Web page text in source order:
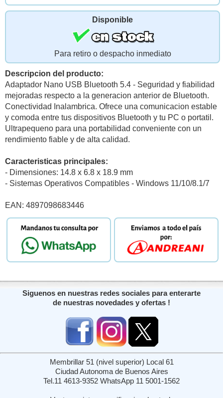
Disponible
Para retiro o despacho inmediato
Descripcion del producto:
Adaptador Nano USB Bluetooth 5.4 - Seguridad y fiabilidad
mejoradas respecto a la generacion anterior de Bluetooth.
Conectividad Inalambrica. Ofrece una comunicacion estable
y comoda entre tus dispositivos Bluetooth y tu PC o portatil.
Ultrapequeno para una portabilidad conveniente con un
rendimiento fiable y de alta calidad.
Caracteristicas principales:
- Dimensiones: 14.8 x 6.8 x 18.9 mm
- Sistemas Operativos Compatibles - Windows 11/10/8.1/7
EAN: 4897098683446
Siguenos en nuestras redes sociales para enterarte
de nuestras novedades y ofertas !
Membrillar 51 (nivel superior) Local 61
Ciudad Autonoma de Buenos Aires
Tel.11 4613-9352 WhatsApp 11 5001-1562